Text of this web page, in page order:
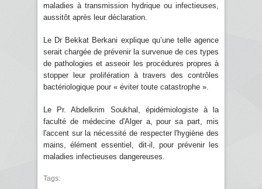
maladies à transmission hydrique ou infectieuses,
aussitôt après leur déclaration.
Le Dr Bekkat Berkani explique qu’une telle agence
serait chargée de prévenir la survenue de ces types
de pathologies et asseoir les procédures propres à
stopper leur prolifération à travers des contrôles
bactériologique pour « éviter toute catastrophe ».
Le Pr. Abdelkrim Soukhal, épidémiologiste à la
faculté de médecine d'Alger a, pour sa part, mis
l'accent sur la nécessité de respecter l'hygiène des
mains, élément essentiel, dit-il, pour prévenir les
maladies infectieuses dangereuses.
Tags: